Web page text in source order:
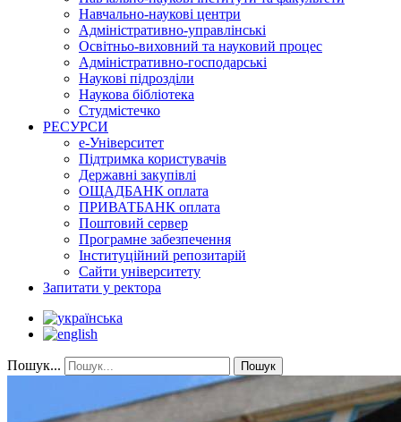
Навчально-наукові центри
Адміністративно-управлінські
Освітньо-виховний та науковий процес
Адміністративно-господарські
Наукові підрозділи
Наукова бібліотека
Студмістечко
РЕСУРСИ
е-Університет
Підтримка користувачів
Державні закупівлі
ОЩАДБАНК оплата
ПРИВАТБАНК оплата
Поштовий сервер
Програмне забезпечення
Інституційний репозитарій
Сайти університету
Запитати у ректора
Пошук... Пошук